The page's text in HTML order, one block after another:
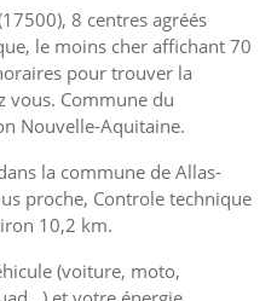
8 centres agréés
le moins cher affichant 70
pour trouver la
vous. Commune du
Nouvelle-Aquitaine.
la commune de Allas-
proche, Controle technique
10,2 km.
(voiture, moto,